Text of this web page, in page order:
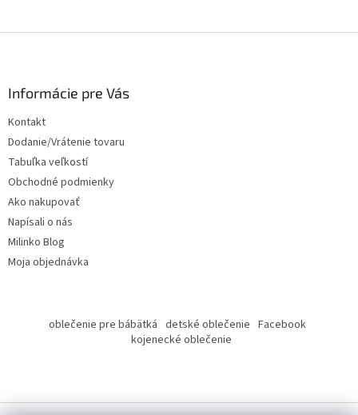
Informácie pre Vás
Kontakt
Dodanie/Vrátenie tovaru
Tabuľka veľkostí
Obchodné podmienky
Ako nakupovať
Napísali o nás
Milinko Blog
Moja objednávka
oblečenie pre bábätká detské oblečenie Facebook
kojenecké oblečenie